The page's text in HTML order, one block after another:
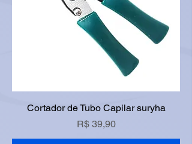
Cortador de Tubo Capilar suryha
Preço
R$ 39,90